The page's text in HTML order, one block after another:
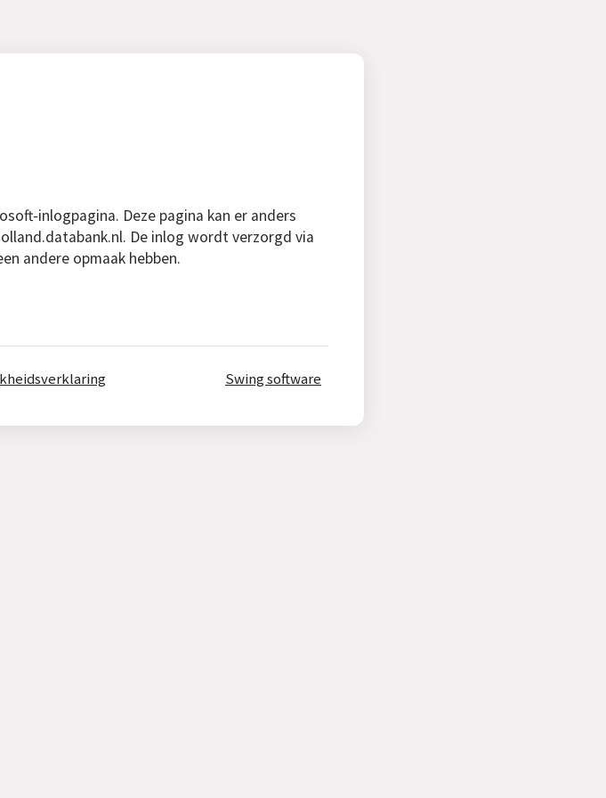
inlogpagina. Deze pagina kan er anders
De inlog wordt verzorgd via
andere opmaak hebben.
Swing software